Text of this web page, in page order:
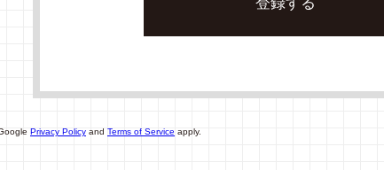
Privacy Policy and Terms of Service apply.